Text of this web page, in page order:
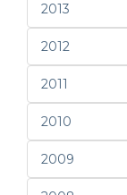
2013
2012
2011
2010
2009